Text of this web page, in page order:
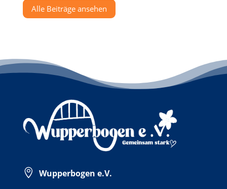
Alle Beiträge ansehen
 Wupperbogen e.V.